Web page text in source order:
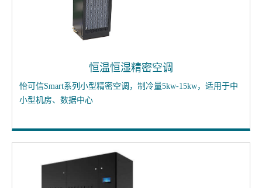
恒温恒湿精密空调
怡可信Smart系列小型精密空调，制冷量5kw-15kw，适用于中
小型机房、数据中心